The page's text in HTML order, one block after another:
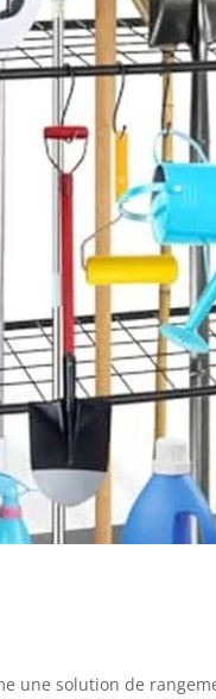
une solution de